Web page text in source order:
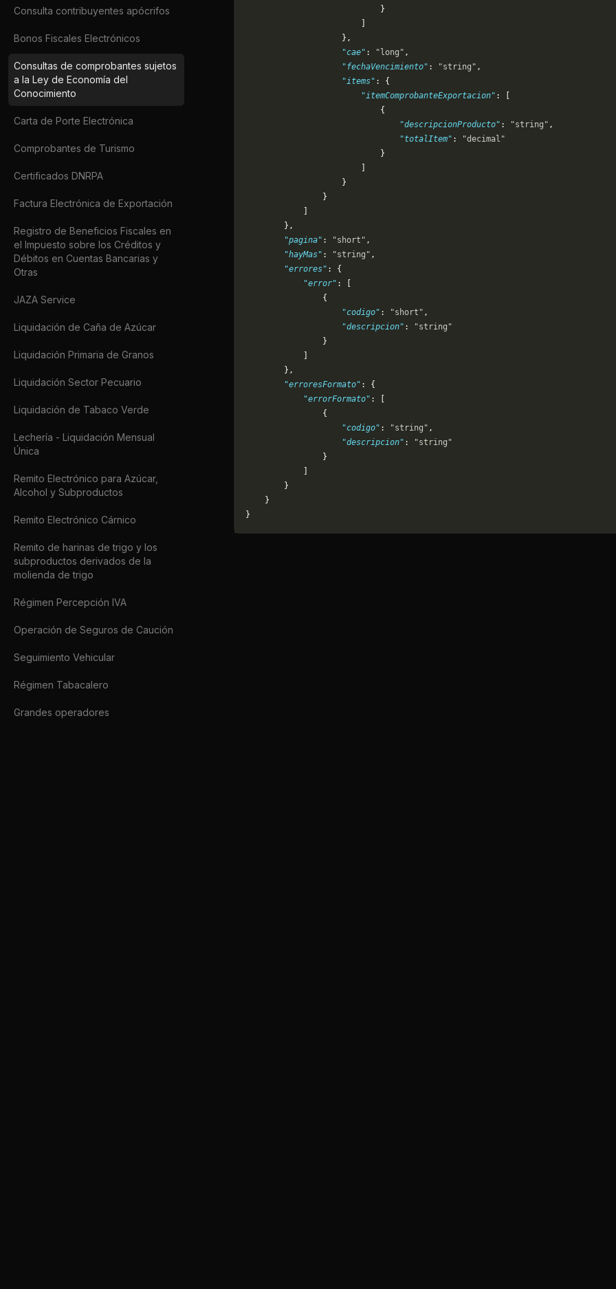
Consulta contribuyentes apócrifos
Bonos Fiscales Electrónicos
Consultas de comprobantes sujetos
a la Ley de Economía del
Conocimiento
Carta de Porte Electrónica
Comprobantes de Turismo
Certificados DNRPA
Factura Electrónica de Exportación
Registro de Beneficios Fiscales en
el Impuesto sobre los Créditos y
Débitos en Cuentas Bancarias y
Otras
JAZA Service
Liquidación de Caña de Azúcar
Liquidación Primaria de Granos
Liquidación Sector Pecuario
Liquidación de Tabaco Verde
Lechería - Liquidación Mensual
Única
Remito Electrónico para Azúcar,
Alcohol y Subproductos
Remito Electrónico Cárnico
Remito de harinas de trigo y los
subproductos derivados de la
molienda de trigo
Régimen Percepción IVA
Operación de Seguros de Caución
Seguimiento Vehicular
Régimen Tabacalero
Grandes operadores
                            }
                    },
                    "cae"
: "long" ,
                    "fechaVencimiento"
: "string" ,
                    "items"
: {
                        "itemComprobanteExportacion"
: [
                            {
                                "descripcionProducto"
: "string" ,
                                "totalItem"
:
"decimal"
                            }
                    }
                }
        },
        "pagina"
: "short" ,
        "hayMas"
: "string" ,
        "errores"
: {
            "error"
: [
                {
                    "codigo"
: "short" ,
                    "descripcion"
:
"string"
                }
        },
        "erroresFormato"
: {
            "errorFormato"
: [
                {
                    "codigo"
: "string" ,
                    "descripcion"
:
"string"
                }
        }
    }
}